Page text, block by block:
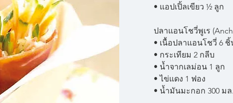
• แอปเปิ้ลเขียว ½ ลูก
ปลาแอนโชวี่พูเร
• เนื้อปลาแอนโชวี่ 6 ชิ้
• กระเทียม 2 กลีบ
• น้ำจากเลม่อน 1 ลูก
• ไข่แดง 1 ฟอง
• น้ำมันมะกอก 300 มล